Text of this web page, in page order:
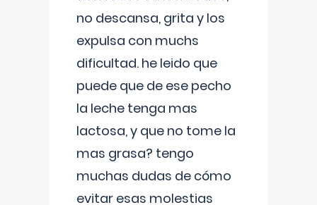
no descansa, grita y los
expulsa con muchs
dificultad. he leido que
puede que de ese pecho
la leche tenga mas
lactosa, y que no tome la
mas grasa? tengo
muchas dudas de cómo
evitar esas molestias